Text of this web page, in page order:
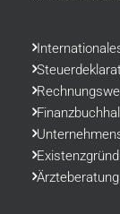
Ärzteberatung